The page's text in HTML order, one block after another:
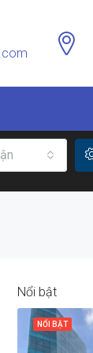
Nổi bật
NỔI BẬT